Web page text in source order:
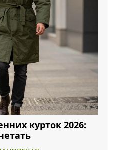
курток 2026: